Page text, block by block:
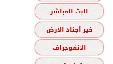
البث المباشر
خير أجناد الأرض
الانفوجراف